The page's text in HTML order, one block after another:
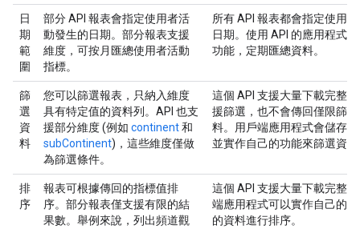
日
期
範
圍
部分 API 報表會指定使用者活
動發生的日期。部分報表支援
維度，可按月匯總使用者活動
指標。
所有 API 報表都會指定使用
日期。使用 API 的應用程式
功能，定期匯總資料。
篩
選
資
料
您可以篩選報表，只納入維度
具有特定值的資料列。API 也支
援部分維度 (例如 continent和
subContinent)，這些維度僅做
為篩選條件。
這個 API 支援大量下載完整
援篩選，也不會傳回僅限篩
料。用戶端應用程式會儲存
並實作自己的功能來篩選資
排
序
報表可根據傳回的指標值排
序。部分報表僅支援有限的結
果數。舉例來說，列出頻道觀
這個 API 支援大量下載完整
端應用程式可以實作自己的
的資料進行排序。